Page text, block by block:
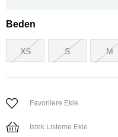
Beden
XS S M
Favorilere Ekle
İstek Listeme Ekle